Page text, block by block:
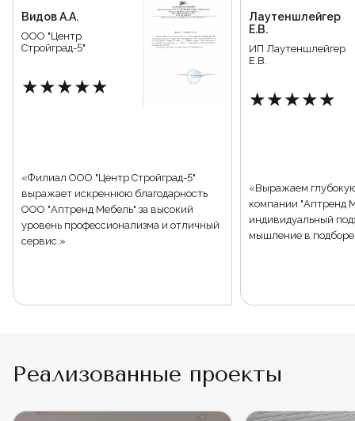
Видов А.А.
ООО "Центр
Стройград-5"
★★★★★
«Филиал ООО "Центр Стройград-5"
выражает искреннюю благодарность
ООО "Аптренд Мебель" за высокий
уровень профессионализма и отличный
сервис.»
Лаутеншлейгер
Е.В.
ИП Лаутеншлейгер
Е.В.
★★★★★
«Выражаем
компании "Аптренд
индивидуальный
мышление в
Реализованные проекты